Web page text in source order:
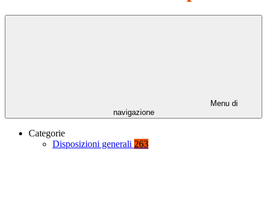
Menu di
navigazione
Categorie
Disposizioni generali 263